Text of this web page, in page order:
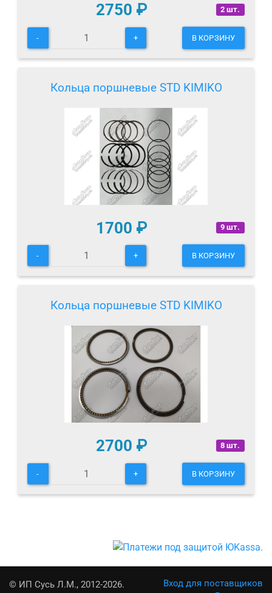
2 шт.
2750 ₽
- + В КОРЗИНУ
Кольца поршневые STD KIMIKO
9 шт.
1700 ₽
- + В КОРЗИНУ
Кольца поршневые STD KIMIKO
8 шт.
2700 ₽
- + В КОРЗИНУ
© ИП Сусь Л.М., 2012-2026.
Вход для поставщиков